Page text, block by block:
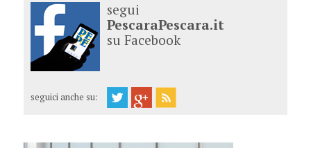
segui
PescaraPescara.it
su Facebook
seguici anche su: